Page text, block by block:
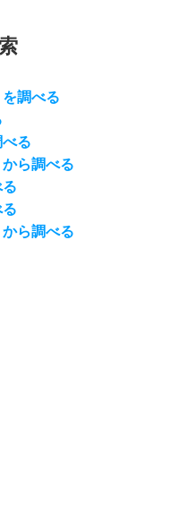
を調べる
べる
から調べる
から調べる